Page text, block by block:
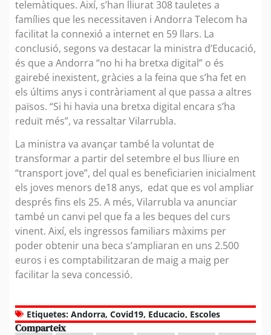
telemàtiques. Així, s’han lliurat 308 tauletes a
famílies que les necessitaven i Andorra Telecom ha
facilitat la connexió a internet en 59 llars. La
conclusió, segons va destacar la ministra d’Educació,
és que a Andorra “no hi ha bretxa digital” o és
gairebé inexistent, gràcies a la feina que s’ha fet en
els últims anys i contràriament al que passa a altres
països. “Si hi havia una bretxa digital encara s’ha
reduït més”, va ressaltar Vilarrubla.
La ministra va avançar també la voluntat de
transformar a partir del setembre el bus lliure en
“transport jove”, del qual es beneficiarien inicialment
els joves menors de18 anys, edat que es vol ampliar
després fins els 25. A més, Vilarrubla va anunciar
també un canvi pel que fa a les beques del curs
vinent. Així, els ingressos familiars màxims per
poder obtenir una beca s’ampliaran en uns 2.500
euros i es comptabilitzaran de maig a maig per
facilitar la seva concessió.
Etiquetes: Andorra, Covid19, Educacio, Escoles
Comparteix